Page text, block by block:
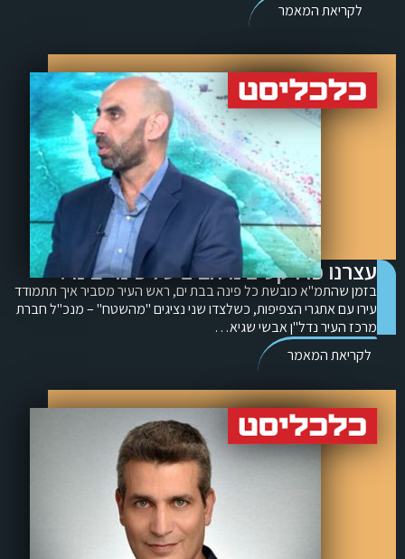
לקריאת המאמר
עצרנו פרויקטים נרחבים של פינוי-בינוי.
בזמן שהתמ"א כובשת כל פינה בבת ים, ראש העיר מסביר איך תתמודד
עירו עם אתגרי הצפיפות, כשלצדו שני נציגים "מהשטח" – מנכ"ל חברת
מרכז העיר נדל"ן אבשי שגיא…
לקריאת המאמר